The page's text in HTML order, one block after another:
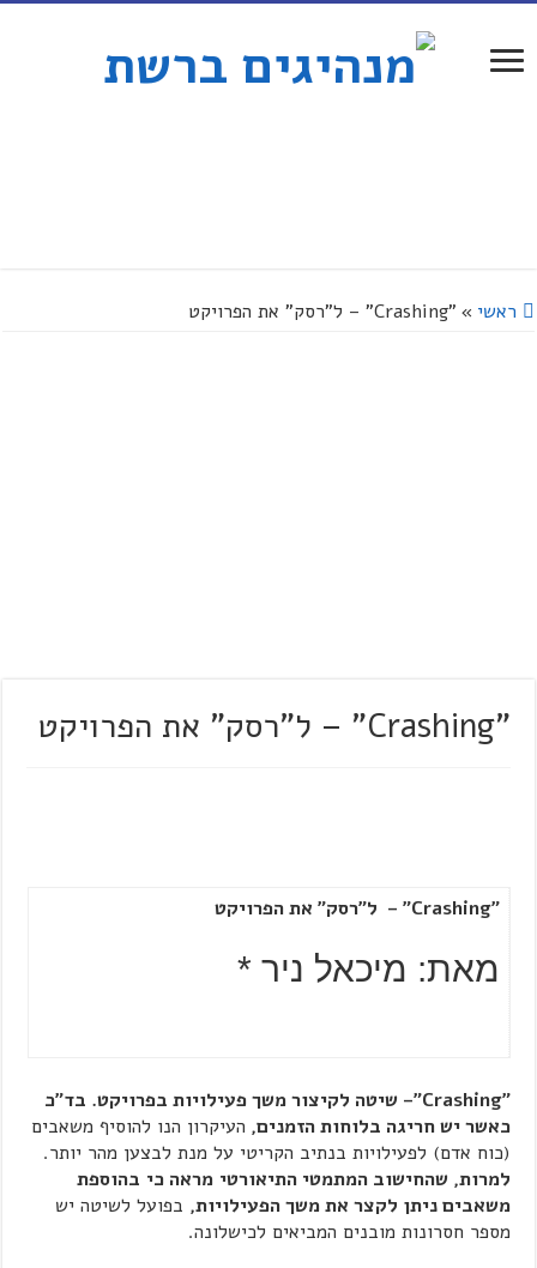
ראשי » "Crashing" – ל"רסק" את הפרויקט
"Crashing" – ל"רסק" את הפרויקט
"Crashing" – ל"רסק" את הפרויקט
מאת: מיכאל ניר *
"Crashing"
– שיטה לקיצור משך פעילויות בפרויקט. בד"כ
כאשר יש חריגה בלוחות הזמנים, העיקרון הנו להוסיף משאבים
(כוח אדם) לפעילויות בנתיב הקריטי על מנת לבצען מהר יותר.
למרות, שהחישוב המתמטי התיאורטי מראה כי בהוספת
משאבים ניתן לקצר את משך הפעילויות, בפועל לשיטה יש
מספר חסרונות מובנים המביאים לכישלונה.